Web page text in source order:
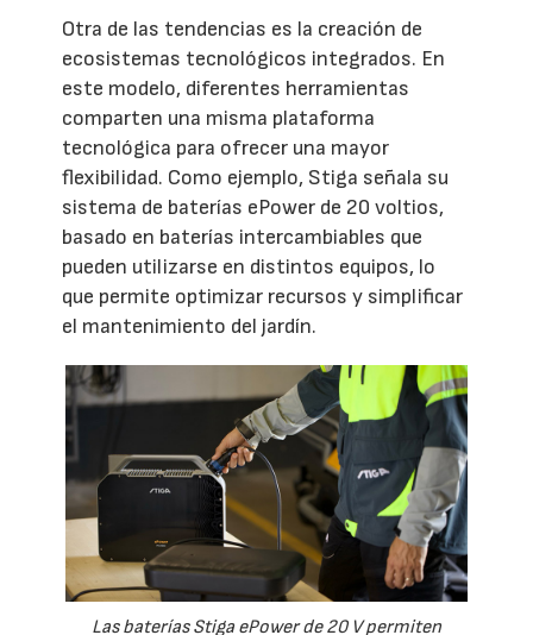
Otra de las tendencias es la creación de
ecosistemas tecnológicos integrados. En
este modelo, diferentes herramientas
comparten una misma plataforma
tecnológica para ofrecer una mayor
flexibilidad. Como ejemplo, Stiga señala su
sistema de baterías ePower de 20 voltios,
basado en baterías intercambiables que
pueden utilizarse en distintos equipos, lo
que permite optimizar recursos y simplificar
el mantenimiento del jardín.
Las baterías Stiga ePower de 20 V permiten